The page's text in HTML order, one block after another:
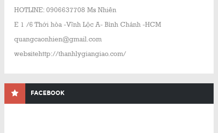
HOTLINE: 0906637708 Ms Nhiên
E 1 /6 Thới hòa -Vĩnh Lộc A- Bình Chánh -HCM
quangcaonhien@gmail.com
websitehttp://thanhlygiangiao.com/
FACEBOOK